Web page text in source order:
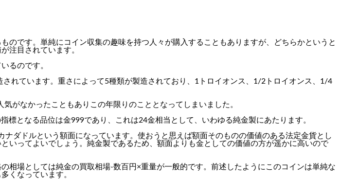
のです。単純にコイン収集の趣味を持つ人々が購入することもありますが、どちらかというと
注目されています。
るのです。
れています。重さによって5種類が製造されており、1トロイオンス、1/2トロイオンス、1/4
がなかったこともありこの年限りのこととなってしまいました。
となる品位は金999であり、これは24金相当として、いわゆる純金製にあたります。
ダドルという額面になっています。使おうと思えば額面そのものの価値のある法定金貨とし
いってよいでしょう。純金製であるため、額面よりも金としての価値の方が遥かに高いので
相場としては純金の買取相場-数百円×重量が一般的です。前述したようにこのコインは単純な
くなっています。